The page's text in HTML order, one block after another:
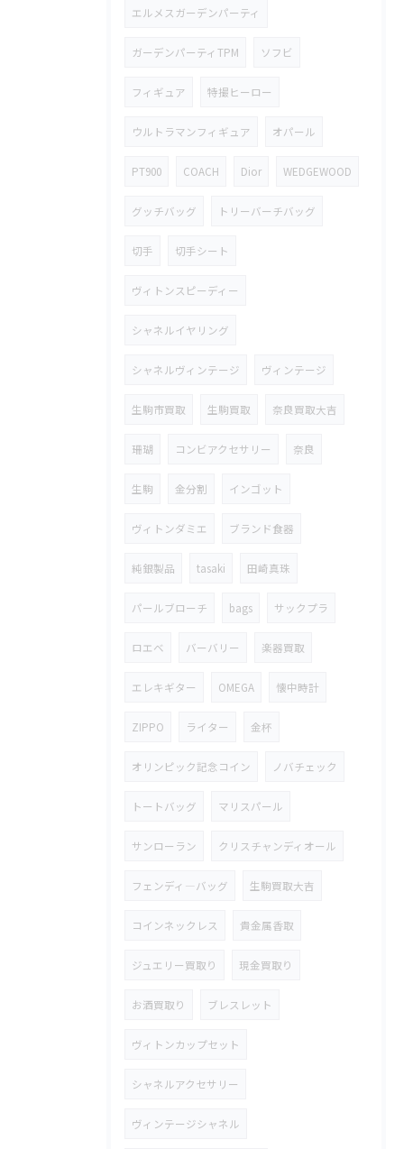
エルメスガーデンパーティ
ガーデンパーティTPM ソフビ
フィギュア 特撮ヒーロー
ウルトラマンフィギュア オパール
PT900 COACH Dior WEDGEWOOD
グッチバッグ トリーバーチバッグ
切手 切手シート
ヴィトンスピーディー
シャネルイヤリング
シャネルヴィンテージ ヴィンテージ
生駒市買取 生駒買取 奈良買取大吉
珊瑚 コンビアクセサリー 奈良
生駒 金分割 インゴット
ヴィトンダミエ ブランド食器
純銀製品 tasaki 田崎真珠
パールブローチ bags サックプラ
ロエベ バーバリー 楽器買取
エレキギター OMEGA 懐中時計
ZIPPO ライター 金杯
オリンピック記念コイン ノバチェック
トートバッグ マリスパール
サンローラン クリスチャンディオール
フェンディ―バッグ 生駒買取大吉
コインネックレス 貴金属香取
ジュエリー買取り 現金買取り
お酒買取り ブレスレット
ヴィトンカップセット
シャネルアクセサリー
ヴィンテージシャネル